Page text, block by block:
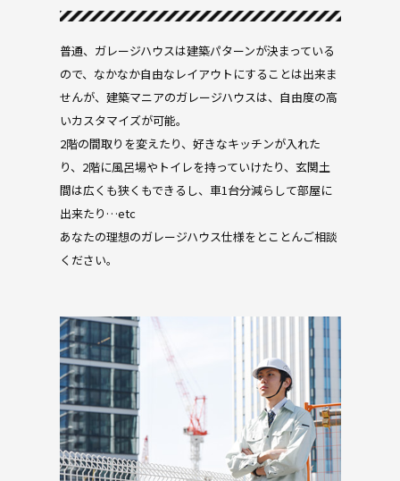
普通、ガレージハウスは建築パターンが決まっている
ので、なかなか自由なレイアウトにすることは出来ま
せんが、建築マニアのガレージハウスは、自由度の高
いカスタマイズが可能。
2階の間取りを変えたり、好きなキッチンが入れた
り、2階に風呂場やトイレを持っていけたり、玄関土
間は広くも狭くもできるし、車1台分減らして部屋に
出来たり…etc
あなたの理想のガレージハウス仕様をとことんご相談
ください。